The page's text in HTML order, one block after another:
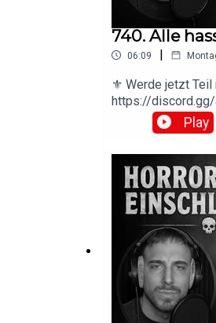
740. Alle
06:09 |
⚜️ Werde jetzt Teil
https://discord.gg/
https://
https://
Play